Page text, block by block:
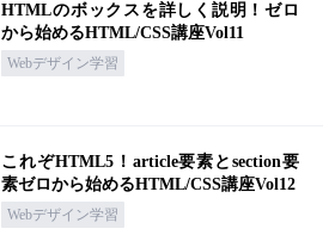
HTMLのボックスを詳しく説明！ゼロ
から始めるHTML/CSS講座Vol11
Webデザイン学習
これぞHTML5！article要素とsection要
素ゼロから始めるHTML/CSS講座Vol12
Webデザイン学習